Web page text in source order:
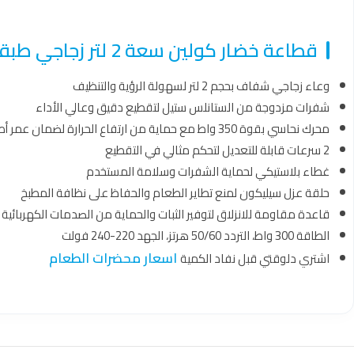
قطاعة خضار كولين سعة 2 لتر زجاجي طبقتين شفرات ستانلس ستيل 350 واط ازرق – 801109003
وعاء زجاجي شفاف بحجم 2 لتر لسهولة الرؤية والتنظيف
شفرات مزدوجة من الستانلس ستيل لتقطيع دقيق وعالي الأداء
محرك نحاسي بقوة 350 واط مع حماية من ارتفاع الحرارة لضمان عمر أطول
2 سرعات قابلة للتعديل لتحكم مثالي في التقطيع
غطاء بلاستيكي لحماية الشفرات وسلامة المستخدم
حلقة عزل سيليكون لمنع تطاير الطعام والحفاظ على نظافة المطبخ
قاعدة مقاومة للانزلاق لتوفير الثبات والحماية من الصدمات الكهربائية
الطاقة 300 واط، التردد 50/60 هرتز، الجهد 220-240 فولت
اشتري دلوقتي قبل نفاد الكميةاسعار محضرات الطعام